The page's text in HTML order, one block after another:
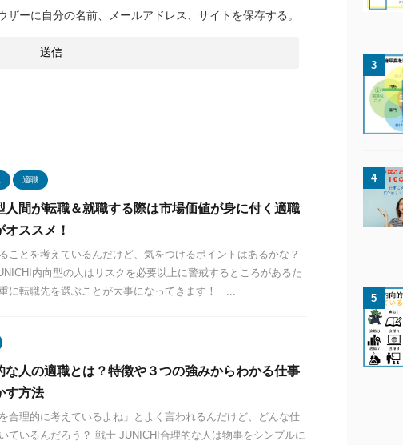
ーに自分の名前、メールアドレス、サイトを保存する。
適職
人間が転職＆就職する際は市場価値が身に付く適職
オススメ！
ことを考えているんだけど、気をつけるポイントはあるかな？
内向型の人はリスクを必要以上に警戒するところがあるた
に転職先を選ぶことが大事になってきます！ ...
な人の適職とは？特徴や３つの強みからわかる仕事
す方法
合理的に考えているよね」とよく言われるんだけど、どんな仕
ているんだろう？ 戦士 JUNICHI合理的な人は物事をシンプルに
3
4
5